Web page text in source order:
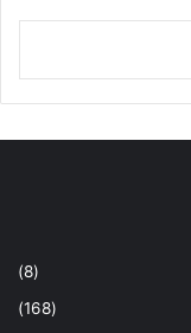
(8)
(168)